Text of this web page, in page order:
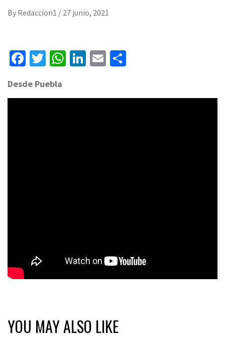
By Redaccion1 / 27 junio, 2021
Facebook
Twitter
WhatsApp
LinkedIn
Email
Desde Puebla
YOU MAY ALSO LIKE